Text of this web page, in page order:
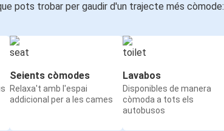
pots trobar per gaudir d'un trajecte més còmode:
Seients còmodes
Relaxa't amb l'espai
addicional per a les cames
Lavabos
Disponibles de manera
còmoda a tots els
autobusos